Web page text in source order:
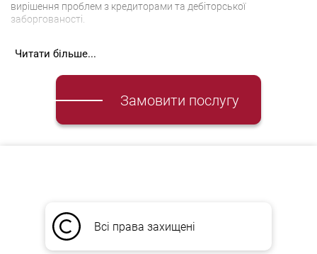
вирішення проблем з кредиторами та дебіторської
заборгованості.
Наші переваги
занурення в бізнес клієнта.
Читати більше...
Замовити послугу
Всі права захищені